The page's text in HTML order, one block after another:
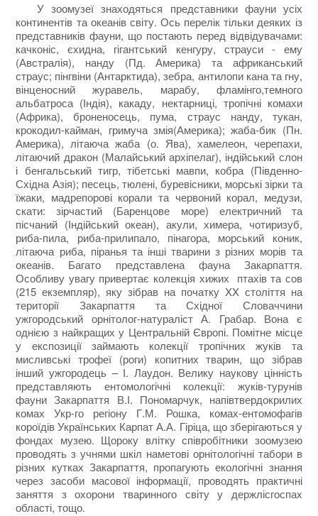
У зоомузеї знаходяться представники фауни усіх
континентів та океанів світу. Ось перелік тільки деяких із
представників фауни, що постають перед відвідувачами:
качконіс, єхидна, гігантський кенгуру, страуси - ему
(Австралія), нанду (Пд. Америка) та африканський
страус; пінгвіни (Антарктида), зебра, антилопи кана та гну,
вінценосний журавель, марабу, фламінго,темного
альбатроса (Індія), какаду, нектарниці, тропічні комахи
(Африка), броненосець, пума, страус нанду, тукан,
крокодил-кайман, гримуча змія(Америка); жаба-бик (Пн.
Америка), літаюча жаба (о. Ява), хамелеон, черепахи,
літаючий дракон (Малайський архіпелаг), індійський слон
і бенгальський тигр, тібетські мавпи, кобра (Південно-
Східна Азія); песець, тюлені, буревісники, морські зірки та
їжаки, мадрепорові корали та червоний корал, медузи,
скати: зірчастий (Баренцове море) електричний та
пісчаний (Індійський океан), акули, химера, чотиризуб,
риба-пила, риба-прилипало, пінагора, морський коник,
літаюча риба, піранья та інші тварини з різних морів та
океанів. Багато представлена фауна Закарпаття.
Особливу увагу привертає колекція хижих птахів та сов
(215 екземпляр), яку зібрав на початку XX століття на
території Закарпаття та Східної Словаччини
ужгородський орнітолог-натураліст А. Грабар. Вона є
однією з найкращих у Центральній Європі. Помітне місце
у експозиції займають колекції тропічних жуків та
мисливські трофеї (роги) копитних тварин, що зібрав
інший ужгородець – І. Лаудон. Велику наукову цінність
представляють ентомологічні колекції: жуків-турунів
фауни Закарпаття В.І. Пономарчук, напівтвердокрилих
комах Укр-го регіону Г.М. Рошка, комах-ентомофагів
короїдів Українських Карпат А.А. Гіріца, що зберігаються у
фондах музею. Щороку влітку співробітники зоомузею
проводять з учнями шкіл наметові орнітологічні табори в
різних кутках Закарпаття, пропагують екологічні знання
через засоби масової інформації, проводять практичні
заняття з охорони тваринного світу у держлісгоспах
області, тощо.